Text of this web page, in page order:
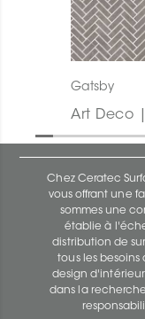
Gatsby
Art Deco
Chez Ceratec
vous offrant une
sommes une
établie à
distribution de
tous les
design
dans la